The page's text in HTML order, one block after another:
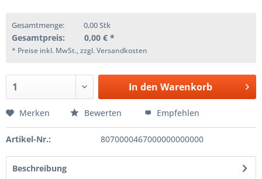
Gesamtmenge: 0,00Stk
Gesamtpreis: 0,00 € *
* Preise inkl. MwSt., zzgl. Versandkosten
In den Warenkorb
Merken Bewerten Empfehlen
Artikel-Nr.: 8070000467000000000000
Beschreibung